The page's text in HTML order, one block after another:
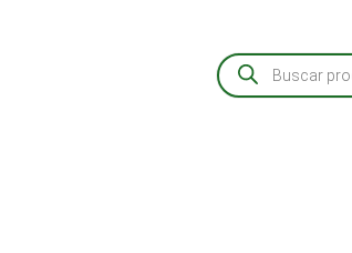
Búsqueda
de
productos